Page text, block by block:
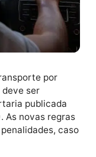
transporte por
deve ser